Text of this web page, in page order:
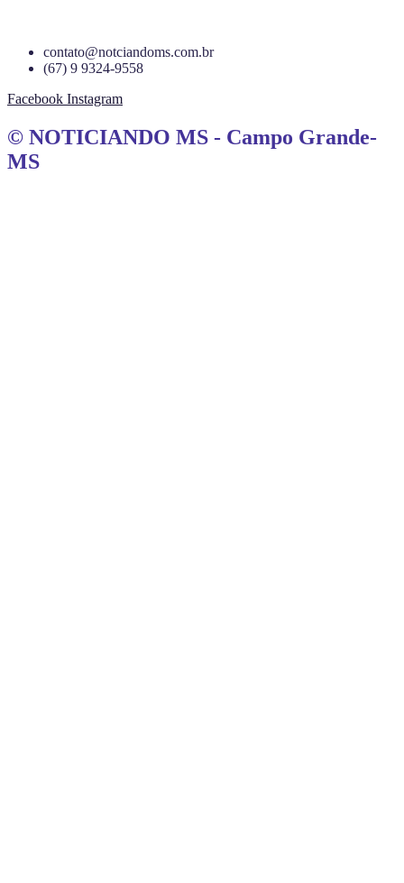
contato@notciandoms.com.br
(67) 9 9324-9558
Facebook Instagram
© NOTICIANDO MS - Campo Grande-
MS